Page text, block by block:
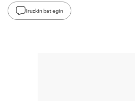
Iruzkin bat egin